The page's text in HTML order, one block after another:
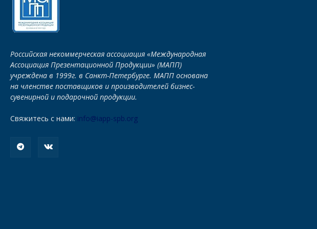
Российская некоммерческая ассоциация «Международная
Ассоциация Презентационной Продукции» (МАПП)
учреждена в 1999г. в Санкт-Петербурге. МАПП основана
на членстве поставщиков и производителей бизнес-
сувенирной и подарочной продукции.
Свяжитесь с нами: info@iapp-spb.org